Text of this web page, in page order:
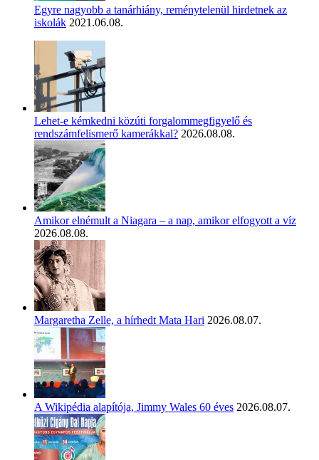
Egyre nagyobb a tanárhiány, reménytelenül hirdetnek az
iskolák 2021.06.08.
Lehet-e kémkedni közúti forgalommegfigyelő és
rendszámfelismerő kamerákkal? 2026.08.08.
Amikor elnémult a Niagara – a nap, amikor elfogyott a víz
2026.08.08.
Margaretha Zelle, a hírhedt Mata Hari 2026.08.07.
A Wikipédia alapítója, Jimmy Wales 60 éves 2026.08.07.